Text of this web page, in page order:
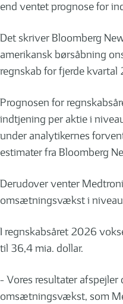
end ventet prognose for
Det skriver Bloomberg
amerikansk børsåbning
regnskab for fjerde kvartal
Prognosen for
indtjening per aktie i
under analytikernes
estimater fra Bloomberg
Derudover venter
omsætningsvækst i
I regnskabsåret 2026
til 36,4 mia. dollar.
- Vores resultater
omsætningsvækst, som